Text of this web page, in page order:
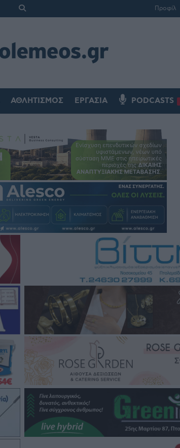
Προφίλ
ΑΘΛΗΤΙΣΜΌΣ ΕΡΓΑΣΊΑ PODCASTS